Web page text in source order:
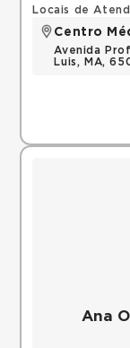
Locais de
Centro
Avenida
Luis, MA,
Ana